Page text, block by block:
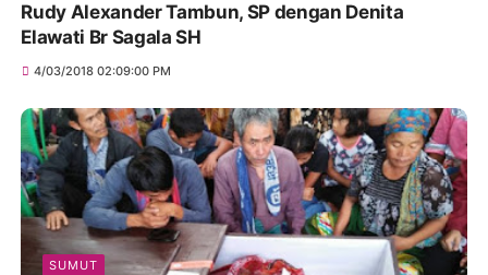
Rudy Alexander Tambun, SP dengan Denita
Elawati Br Sagala SH
4/03/2018 02:09:00 PM
SUMUT